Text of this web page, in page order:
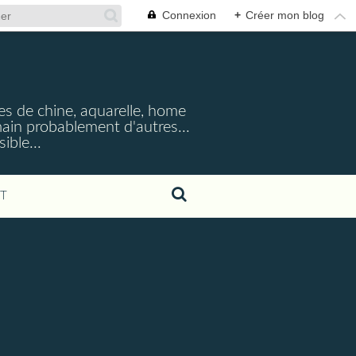
Connexion + Créer mon blog
de chine, aquarelle, home
probablement d'autres...